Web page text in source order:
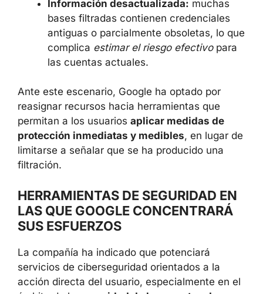
Información desactualizada: muchas
bases filtradas contienen credenciales
antiguas o parcialmente obsoletas, lo
que complicaestimar el riesgo efectivo
para las cuentas actuales.
Ante este escenario, Google ha optado por
reasignar recursos hacia herramientas que
permitan a los usuarios aplicar medidas de
protección inmediatas y medibles, en lugar
de limitarse a señalar que se ha producido
una filtración.
HERRAMIENTAS DE SEGURIDAD
EN LAS QUE GOOGLE
CONCENTRARÁ SUS ESFUERZOS
La compañía ha indicado que potenciará
servicios de ciberseguridad orientados a la
acción directa del usuario, especialmente en